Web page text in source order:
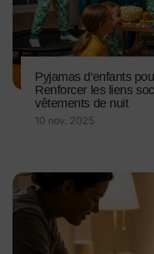
Pyjamas d'enfants
Renforcer les liens
vêtements de nuit
10 nov. 2025